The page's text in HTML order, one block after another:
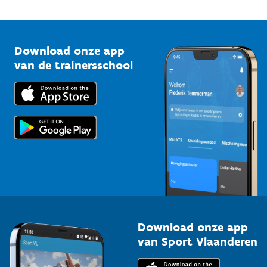
Bedrijven
Trainers en begeleiders
Topsporters
Vlaamse Trainersschool
Kennisplatform
Downloads
Voor de pers
Download onze app
van de trainersschool
Download onze app
van Sport Vlaanderen